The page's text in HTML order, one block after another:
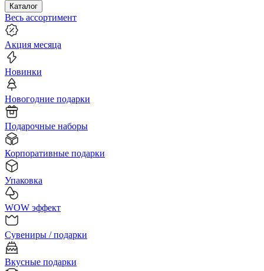
Каталог
Весь ассортимент
Акция месяца
Новинки
Новогодние подарки
Подарочные наборы
Корпоративные подарки
Упаковка
WOW эффект
Сувениры / подарки
Вкусные подарки